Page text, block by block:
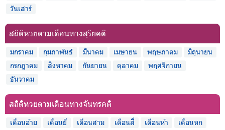
วันเสาร์
สถิติหวยตามเดือนทางสุริยคติ
มกราคม กุมภาพันธ์ มีนาคม เมษายน พฤษภาคม
มิถุนายน
กรกฎาคม
สิงหาคม กันยายน ตุลาคม
พฤศจิกายน
ธันวาคม
สถิติหวยตามเดือนทางจันทรคติ
เดือนอ้าย เดือนยี่ เดือนสาม เดือนสี่ เดือนห้า
เดือนหก